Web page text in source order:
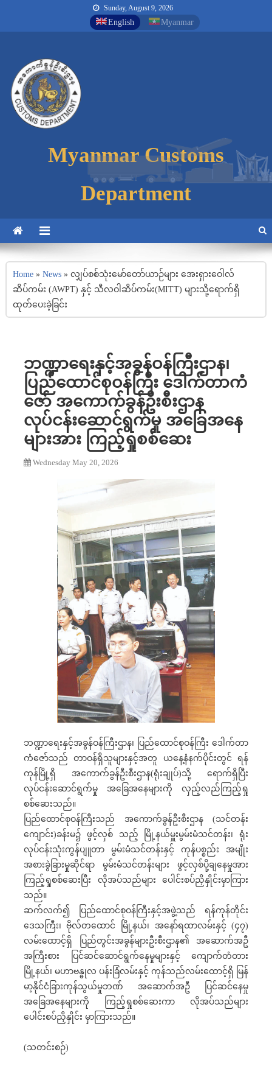
Sunday, August 9, 2026
English Myanmar
Myanmar Customs
Department
Home» News» လျှပ်စစ်သုံးမော်တော်ယာဉ်များ အေးရှားဝေါလ်
ဆိပ်ကမ်း (AWPT) နှင့် သီလဝါဆိပ်ကမ်း(MITT) များသို့ရောက်ရှိ
ထုတ်ပေးခဲ့ခြင်း
ဘဏ္ဍာရေးနှင့်အခွန်ဝန်ကြီးဌာန၊
ပြည်ထောင်စုဝန်ကြီး ဒေါက်တာကံ
ဇော် အကောက်ခွန်ဦးစီးဌာန
လုပ်ငန်းဆောင်ရွက်မှု အခြေအနေ
များအား ကြည့်ရှုစစ်ဆေး
Wednesday May 20, 2026
ဘဏ္ဍာရေးနှင့်အခွန်ဝန်ကြီးဌာန၊ ပြည်ထောင်စုဝန်ကြီး ဒေါက်တာ
ကံဇော်သည် တာဝန်ရှိသူများနှင့်အတူ ယနေ့နံနက်ပိုင်းတွင် ရန်
ကုန်မြို့ရှိ အကောက်ခွန်ဦးစီးဌာန(ရုံးချုပ်)သို့ ရောက်ရှိပြီး
လုပ်ငန်းဆောင်ရွက်မှု အခြေအနေများကို လှည့်လည်ကြည့်ရှု
စစ်ဆေးသည်။
ပြည်ထောင်စုဝန်ကြီးသည် အကောက်ခွန်ဦးစီးဌာန (သင်တန်း
ကျောင်း)ခန်းမ၌ ဖွင့်လှစ် သည့် မြို့နယ်မှူးမွမ်းမံသင်တန်း၊ ရုံး
လုပ်ငန်းသုံးကွန်ပျူတာ မွမ်းမံသင်တန်းနှင့် ကုန်ပစ္စည်း အမျိုး
အစားခွဲခြားမှုဆိုင်ရာ မွမ်းမံသင်တန်းများ ဖွင့်လှစ်ပို့ချနေမှုအား
ကြည့်ရှုစစ်ဆေးပြီး လိုအပ်သည်များ ပေါင်းစပ်ညှိနှိုင်းမှာကြား
သည်။
ဆက်လက်၍ ပြည်ထောင်စုဝန်ကြီးနှင့်အဖွဲ့သည် ရန်ကုန်တိုင်း
ဒေသကြီး၊ ဗိုလ်တထောင် မြို့နယ်၊ အနော်ရထာလမ်းနှင့် (၄၇)
လမ်းထောင့်ရှိ ပြည်တွင်းအခွန်များဦးစီးဌာန၏ အဆောက်အဦ
အကြီးစား ပြင်ဆင်ဆောင်ရွက်နေမှုများနှင့် ကျောက်တံတား
မြို့နယ်၊ မဟာဗန္ဓုလ ပန်းခြံလမ်းနှင့် ကုန်သည်လမ်းထောင့်ရှိ မြန်
မာ့နိုင်ငံခြားကုန်သွယ်မှုဘဏ် အဆောက်အဦ ပြင်ဆင်နေမှု
အခြေအနေများကို ကြည့်ရှုစစ်ဆေးကာ လိုအပ်သည်များ
ပေါင်းစပ်ညှိနှိုင်း မှာကြားသည်။
(သတင်းစဉ်)